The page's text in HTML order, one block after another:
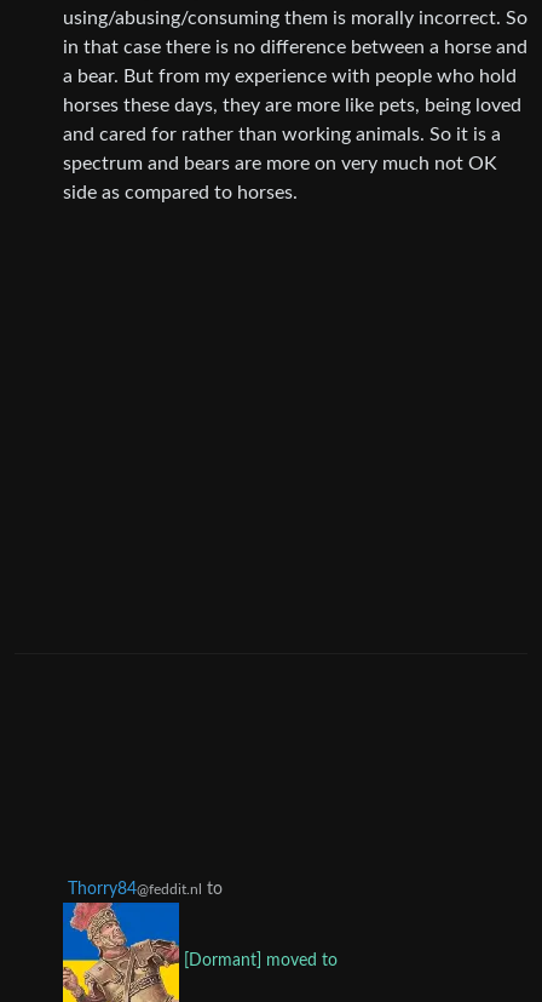
using/abusing/consuming them is morally incorrect. So
in that case there is no difference between a horse and
a bear. But from my experience with people who hold
horses these days, they are more like pets, being loved
and cared for rather than working animals. So it is a
spectrum and bears are more on very much not OK
side as compared to horses.
Thorry84@feddit.nl to
[Dormant] moved to